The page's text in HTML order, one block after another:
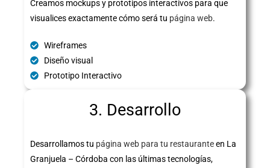
Creamos mockups y prototipos interactivos para que
visualices exactamente cómo será tu página web.
Wireframes
Diseño visual
Prototipo Interactivo
3. Desarrollo
Desarrollamos tu página web para tu restauranteen La
Granjuela – Córdoba con las últimas tecnologías,